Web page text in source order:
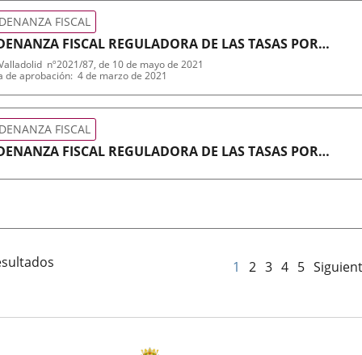
FISCAL REGULADORA DE LAS TASAS POR
PRIVATIVAS Y APROVECHAMIENTOS
DOMINIO PÚBLICO MUNICIPAL
FISCAL
nº2021/87, de 10 de mayo de 2021
de aprobación 4 de marzo de 2021
FISCAL REGULADORA DE LAS TASAS POR
FISCAL
1 2 3 4 5